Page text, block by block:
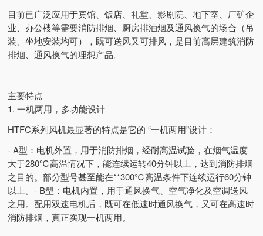
目前已广泛应用于宾馆、饭店、礼堂、影剧院、地下室、厂矿企
业、办公楼等需要消防排烟、厨房排油烟及通风换气的场合（吊
装、坐地安装均可），既可送风又可排风，是目前高层建筑消防
排烟、通风换气的理想产品。
主要特点
1. 一机两用，多功能设计
HTFC系列风机最显著的特点是它的 “一机两用”设计：
- A型：电机外置，用于消防排烟，经耐高温试验，在烟气温度
大于280℃高温情况下，能连续运转40分钟以上，达到消防排烟
之目的。部分型号甚至能在**300℃高温条件下连续运行60分钟
以上。- B型：电机内置，用于通风换气、空气净化及空调送风
之用。配用双速电机后，既可在低速时通风换气，又可在高速时
消防排烟，真正实现一机两用。